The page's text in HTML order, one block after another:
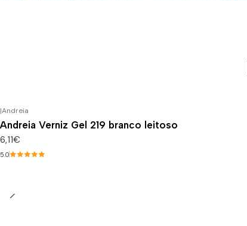
|Andreia
Andreia Verniz Gel 219 branco leitoso
6,11€
5.0